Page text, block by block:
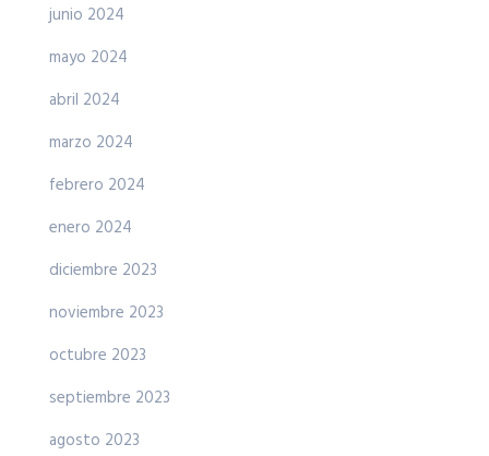
junio 2024
mayo 2024
abril 2024
marzo 2024
febrero 2024
enero 2024
diciembre 2023
noviembre 2023
octubre 2023
septiembre 2023
agosto 2023